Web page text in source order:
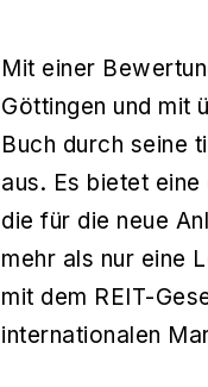
Mit einer
Göttingen und mit
Buch durch seine
aus. Es bietet
die für die neue
mehr als nur eine
mit dem REIT-
internationalen